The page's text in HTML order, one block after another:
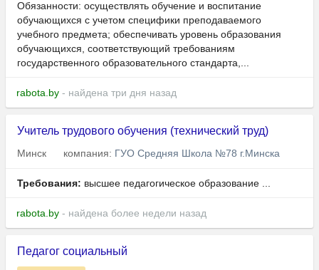
Обязанности: осуществлять обучение и воспитание
обучающихся с учетом специфики преподаваемого
учебного предмета; обеспечивать уровень образования
обучающихся, соответствующий требованиям
государственного образовательного стандарта,...
rabota.by - найдена три дня назад
Учитель трудового обучения (технический труд)
Минск компания: ГУО Средняя Школа №78 г.Минска
Требования: высшее педагогическое образование ...
rabota.by - найдена более недели назад
Педагог социальный